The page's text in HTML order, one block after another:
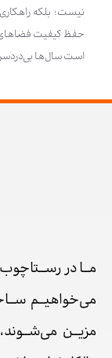
نیست؛ بلکه
حفظ کیفیت
است سال‌ها
مــا در
می‌خواهیــم
مزیــن